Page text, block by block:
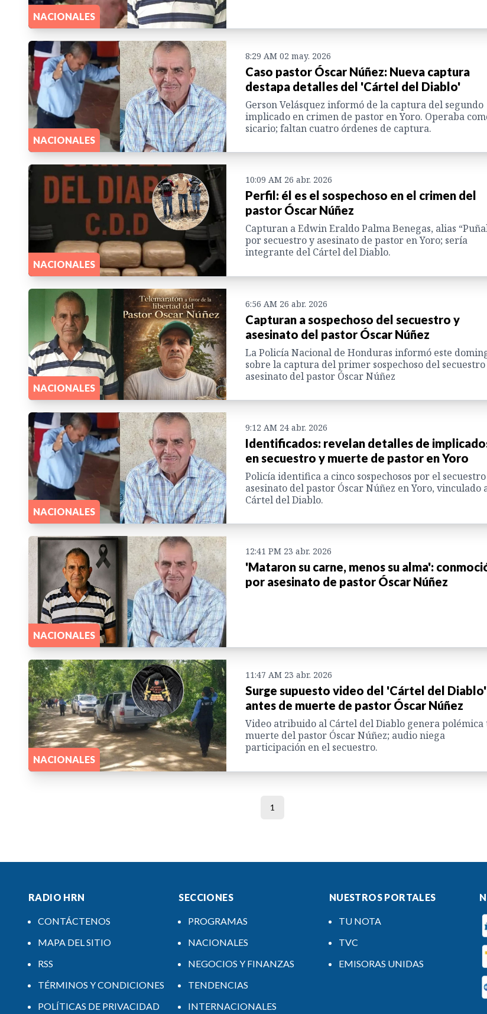
NACIONALES
NACIONALES
8:29 AM 02 may. 2026
Caso pastor Óscar Núñez: Nueva captura
destapa detalles del 'Cártel del Diablo'
Gerson Velásquez informó de la captura del segundo
implicado en crimen de pastor en Yoro. Operaba
sicario; faltan cuatro órdenes de captura.
NACIONALES
10:09 AM 26 abr. 2026
Perfil: él es el sospechoso en el crimen del
pastor Óscar Núñez
Capturan a Edwin Eraldo Palma Benegas, alias
por secuestro y asesinato de pastor en Yoro; sería
integrante del Cártel del Diablo.
NACIONALES
6:56 AM 26 abr. 2026
Capturan a sospechoso del secuestro y
asesinato del pastor Óscar Núñez
La Policía Nacional de Honduras informó este
sobre la captura del primer sospechoso del
asesinato del pastor Óscar Núñez
NACIONALES
9:12 AM 24 abr. 2026
Identificados: revelan detalles de
en secuestro y muerte de pastor en Yoro
Policía identifica a cinco sospechosos por el
asesinato del pastor Óscar Núñez en Yoro, vinculado
Cártel del Diablo.
NACIONALES
12:41 PM 23 abr. 2026
'Mataron su carne, menos su alma':
por asesinato de pastor Óscar Núñez
NACIONALES
11:47 AM 23 abr. 2026
Surge supuesto video del 'Cártel del Diablo'
antes de muerte de pastor Óscar Núñez
Video atribuido al Cártel del Diablo genera polémica
muerte del pastor Óscar Núñez; audio niega
participación en el secuestro.
1
RADIO HRN
CONTÁCTENOS
MAPA DEL SITIO
RSS
TÉRMINOS Y CONDICIONES
POLÍTICAS DE PRIVACIDAD
SECCIONES
PROGRAMAS
NACIONALES
NEGOCIOS Y FINANZAS
TENDENCIAS
INTERNACIONALES
NUESTROS PORTALES
TU NOTA
TVC
EMISORAS UNIDAS